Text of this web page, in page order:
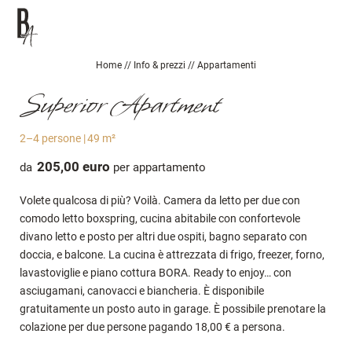
VEDUTE
Am Brunnen Apartments
Info & prezzi
Appartamenti
Offerte esclusive
DE IT EN
Home // Info & prezzi // Appartamenti
Superior Apartment
2–4 persone |49 m²
da 205,00 euro per appartamento
Volete qualcosa di più? Voilà. Camera da letto per due con
comodo letto boxspring, cucina abitabile con confortevole
divano letto e posto per altri due ospiti, bagno separato con
doccia, e balcone. La cucina è attrezzata di frigo, freezer, forno,
lavastoviglie e piano cottura BORA. Ready to enjoy… con
asciugamani, canovacci e biancheria. È disponibile
gratuitamente un posto auto in garage. È possibile prenotare la
colazione per due persone pagando 18,00 € a persona.